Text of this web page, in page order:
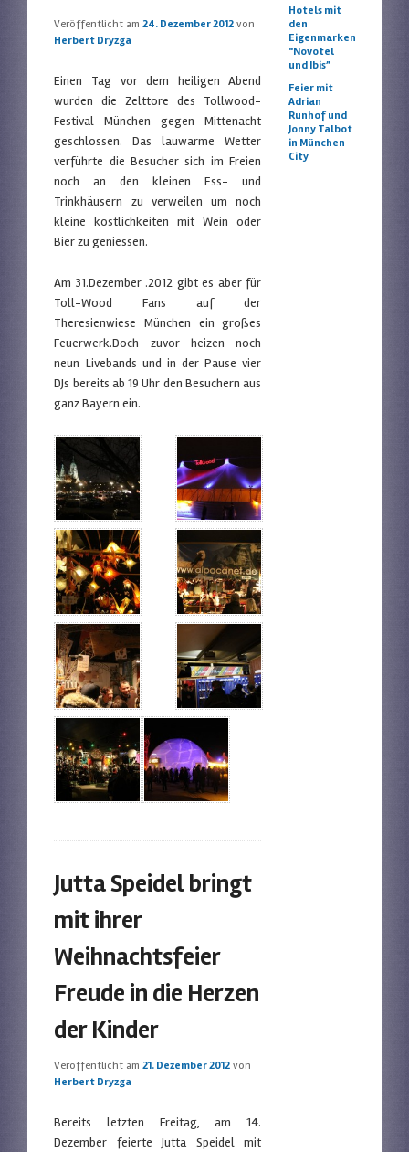
Veröffentlicht am24. Dezember 2012 von
Herbert Dryzga
Einen Tag vor dem heiligen Abend
wurden die Zelttore des Tollwood-
Festival München gegen Mittenacht
geschlossen. Das lauwarme Wetter
verführte die Besucher sich im Freien
noch an den kleinen Ess- und
Trinkhäusern zu verweilen um noch
kleine köstlichkeiten mit Wein oder
Bier zu geniessen.
Am 31.Dezember .2012 gibt es aber für
Toll-Wood Fans auf der
Theresienwiese München ein großes
Feuerwerk.Doch zuvor heizen noch
neun Livebands und in der Pause vier
DJs bereits ab 19 Uhr den Besuchern aus
ganz Bayern ein.
Jutta Speidel bringt
mit ihrer
Weihnachtsfeier
Freude in die Herzen
der Kinder
Veröffentlicht am21. Dezember 2012 von
Herbert Dryzga
Bereits letzten Freitag, am 14.
Dezember feierte Jutta Speidel mit
Hotels mit
den
Eigenmarken
“Novotel
und Ibis”
Feier mit
Adrian
Runhof und
Jonny Talbot
in München
City